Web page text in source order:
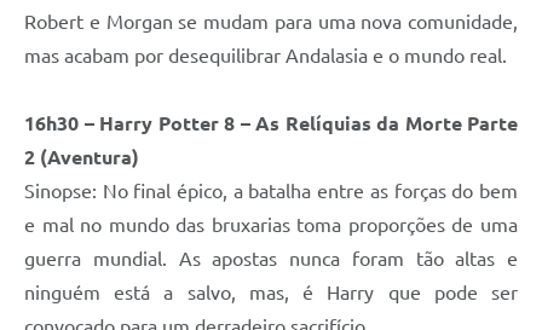
Robert e Morgan se mudam para uma nova comunidade,
mas acabam por desequilibrar Andalasia e o mundo real.
16h30 – Harry Potter 8 – As Relíquias da Morte Parte
2 (Aventura)
Sinopse: No final épico, a batalha entre as forças do bem
e mal no mundo das bruxarias toma proporções de uma
guerra mundial. As apostas nunca foram tão altas e
ninguém está a salvo, mas, é Harry que pode ser